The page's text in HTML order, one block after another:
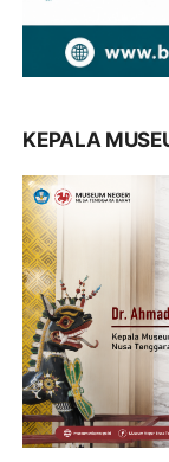
KEPALA